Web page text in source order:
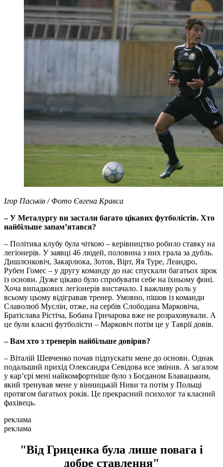
Ігор Паськів / Фото Євгена Кравса
– У Металургу ви застали багато цікавих футболістів. Хто
найбільше запам’ятався?
– Політика клубу була чіткою – керівництво робило ставку на
легіонерів. У заявці 46 людей, половина з них грала за дубль.
Дишлєнковіч, Закарлюка, Зотов, Вірт, Яя Туре, Леандро,
Рубен Гомес – у другу команду до нас спускали багатьох зірок
із основи. Дуже цікаво було спробувати себе на їхньому фоні.
Хоча випадкових легіонерів вистачало. І важливу роль у
всьому цьому відігравав тренер. Умовно, пішов із команди
Славолюб Муслін, отже, на сербів Слободана Марковіча,
Братіслава Рістіча, Бобана Грнчарова вже не розраховували. А
це були класні футболісти – Марковіч потім це у Таврії довів.
– Вам хто з тренерів найбільше довіряв?
– Віталій Шевченко почав підпускати мене до основи. Однак
подальший прихід Олександра Севідова все змінив. А загалом
у кар’єрі мені найкомфортніше було з Богданом Блавацьким,
який тренував мене у вінницькій Ниви та потім у Польщі
протягом багатьох років. Це прекрасний психолог та класний
фахівець.
реклама
реклама
"Від Гриценка була лише повага і
добре ставлення"